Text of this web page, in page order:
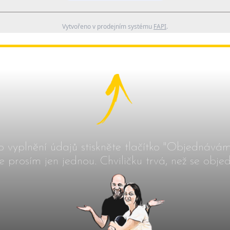
Vytvořeno v prodejním systému FAPI.
vyplnění údajů stiskněte tlačítko
prosím jen jednou. Chviličku trvá, než se